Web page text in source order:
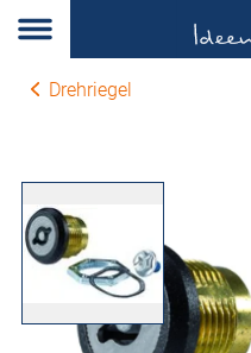
Drehriegel